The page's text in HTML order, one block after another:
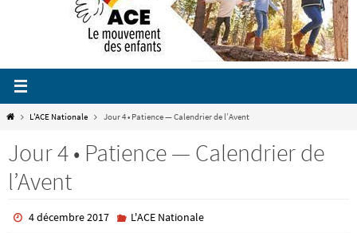
HomeL'ACE Nationale Jour 4 • Patience — Calendrier de l’Avent
Jour 4 • Patience — Calendrier de
l’Avent
4 décembre 2017 L'ACE Nationale